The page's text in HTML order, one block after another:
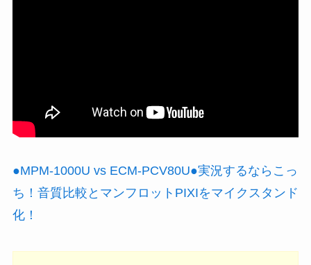
●MPM-1000U vs ECM-PCV80U●実況するならこっ
ち！音質比較とマンフロットPIXIをマイクスタンド
化！